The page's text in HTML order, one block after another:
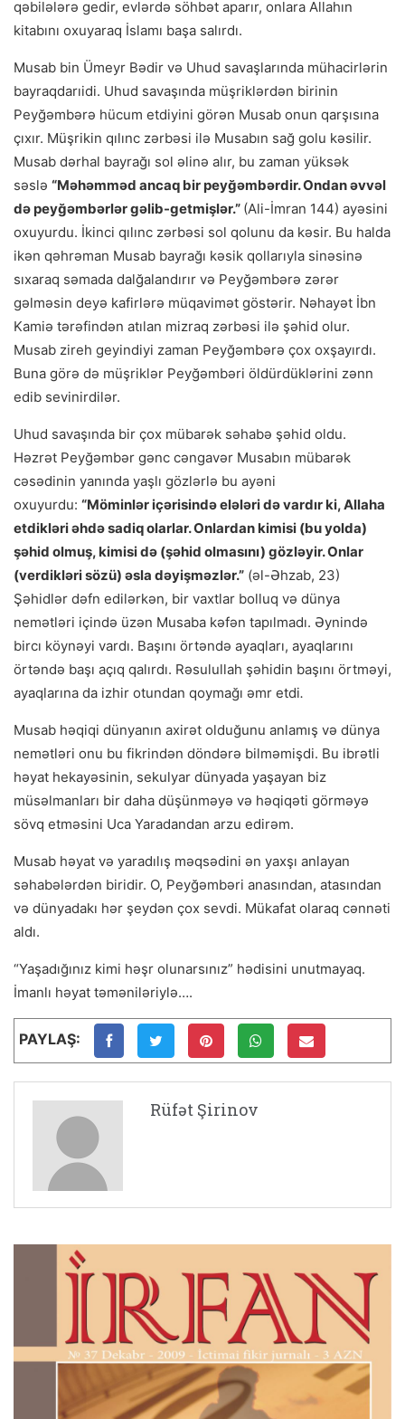
qəbilələrə gedir, evlərdə söhbət aparır, onlara Allahın
kitabını oxuyaraq İslamı başa salırdı.
Musab bin Ümeyr Bədir və Uhud savaşlarında mühacirlərin
bayraqdarıidi. Uhud savaşında müşriklərdən birinin
Peyğəmbərə hücum etdiyini görən Musab onun qarşısına
çıxır. Müşrikin qılınc zərbəsi ilə Musabın sağ golu kəsilir.
Musab dərhal bayrağı sol əlinə alır, bu zaman yüksək
səslə “Məhəmməd ancaq bir peyğəmbərdir. Ondan əvvəl
də peyğəmbərlər gəlib-getmişlər.” (Ali-İmran 144) ayəsini
oxuyurdu. İkinci qılınc zərbəsi sol qolunu da kəsir. Bu halda
ikən qəhrəman Musab bayrağı kəsik qollarıyla sinəsinə
sıxaraq səmada dalğalandırır və Peyğəmbərə zərər
gəlməsin deyə kafirlərə müqavimət göstərir. Nəhayət İbn
Kamiə tərəfindən atılan mizraq zərbəsi ilə şəhid olur.
Musab zireh geyindiyi zaman Peyğəmbərə çox oxşayırdı.
Buna görə də müşriklər Peyğəmbəri öldürdüklərini zənn
edib sevinirdilər.
Uhud savaşında bir çox mübarək səhabə şəhid oldu.
Həzrət Peyğəmbər gənc cəngavər Musabın mübarək
cəsədinin yanında yaşlı gözlərlə bu ayəni
oxuyurdu: “Möminlər içərisində elələri də vardır ki, Allaha
etdikləri əhdə sadiq olarlar. Onlardan kimisi (bu yolda)
şəhid olmuş, kimisi də (şəhid olmasını) gözləyir. Onlar
(verdikləri sözü) əsla dəyişməzlər.” (əl-Əhzab, 23)
Şəhidlər dəfn edilərkən, bir vaxtlar bolluq və dünya
nemətləri içində üzən Musaba kəfən tapılmadı. Əynində
bircı köynəyi vardı. Başını örtəndə ayaqları, ayaqlarını
örtəndə başı açıq qalırdı. Rəsulullah şəhidin başını örtməyi,
ayaqlarına da izhir otundan qoymağı əmr etdi.
Musab həqiqi dünyanın axirət olduğunu anlamış və dünya
nemətləri onu bu fikrindən döndərə bilməmişdi. Bu ibrətli
həyat hekayəsinin, sekulyar dünyada yaşayan biz
müsəlmanları bir daha düşünməyə və həqiqəti görməyə
sövq etməsini Uca Yaradandan arzu edirəm.
Musab həyat və yaradılış məqsədini ən yaxşı anlayan
səhabələrdən biridir. O, Peyğəmbəri anasından, atasından
və dünyadakı hər şeydən çox sevdi. Mükafat olaraq cənnəti
aldı.
“Yaşadığınız kimi həşr olunarsınız” hədisini unutmayaq.
İmanlı həyat təməniləriylə….
PAYLAŞ:
Rüfət Şirinov